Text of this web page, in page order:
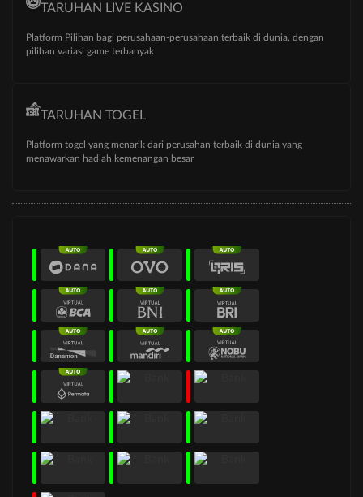
TARUHAN LIVE KASINO
Platform Pilihan bagi perusahaan-perusahaan terbaik di dunia, dengan
pilihan variasi game terbanyak
TARUHAN TOGEL
Platform togel yang menarik dari perusahan terbaik di dunia yang
menawarkan hadiah kemenangan besar